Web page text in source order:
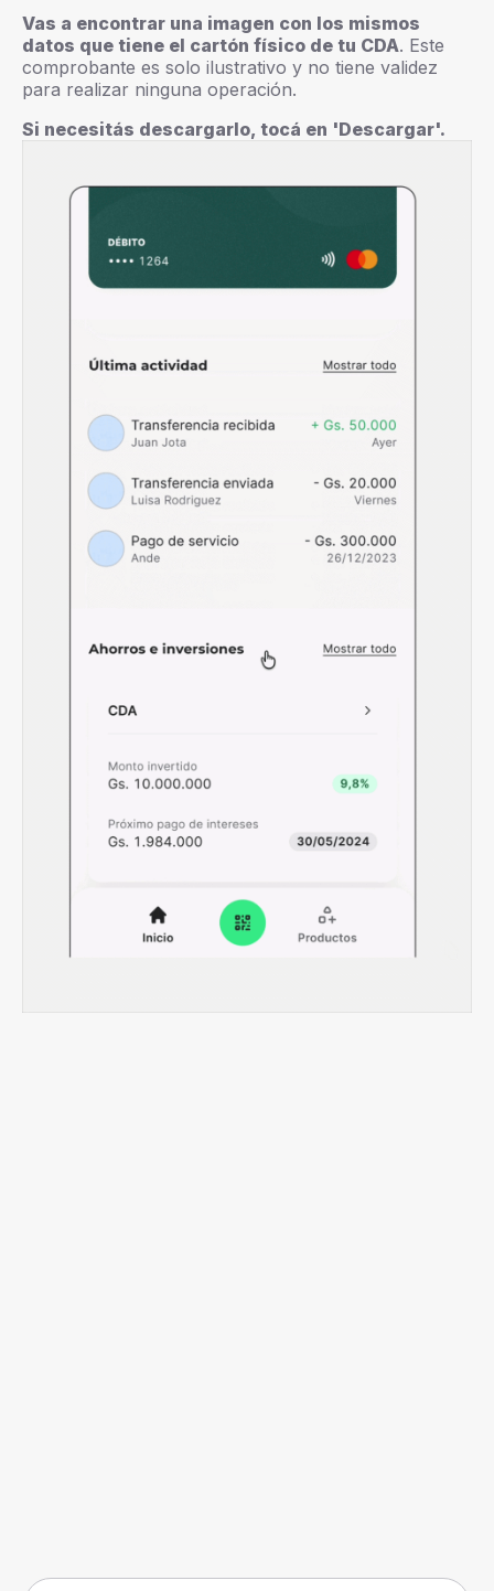
Vas a encontrar una imagen con los mismos
datos que tiene el cartón físico de tu CDA. Este
comprobante es solo ilustrativo y no tiene validez
para realizar ninguna operación.
Si necesitás descargarlo, tocá en 'Descargar'.